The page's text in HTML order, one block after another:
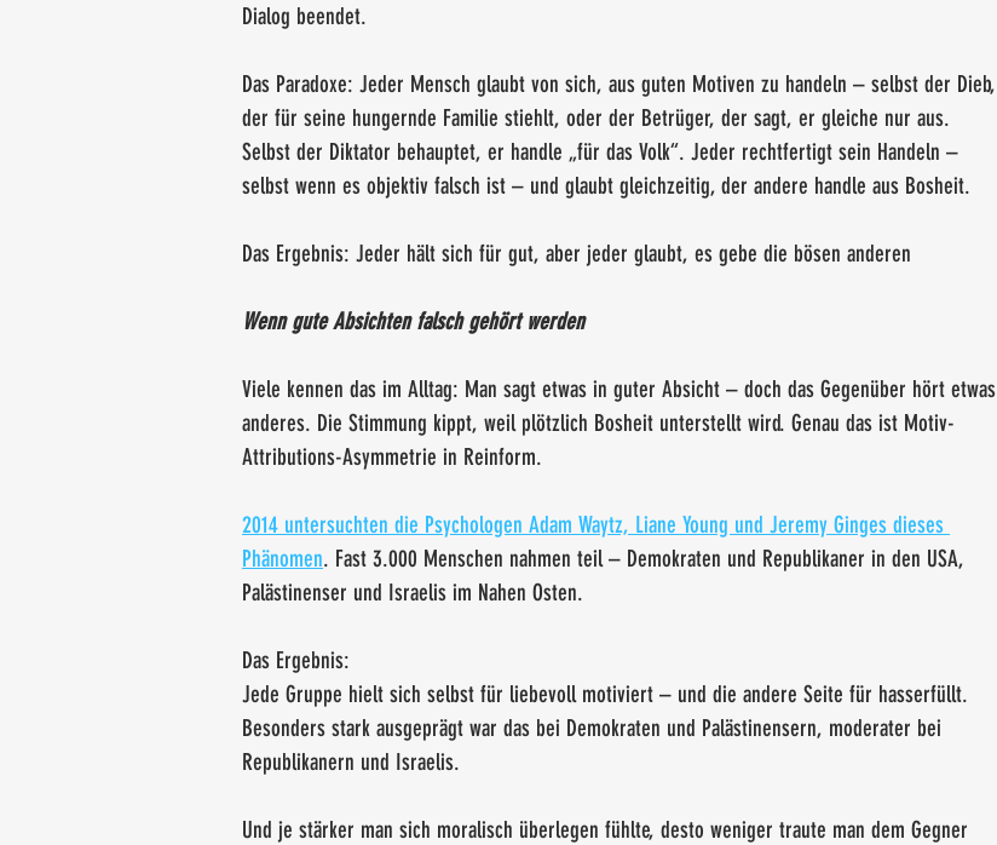
Dialog beendet.
Das Paradoxe: Jeder Mensch glaubt von sich, aus guten Motiven zu handeln – selbst der Dieb,
der für seine hungernde Familie stiehlt, oder der Betrüger, der sagt, er gleiche nur aus.
Selbst der Diktator behauptet, er handle „für das Volk“. Jeder rechtfertigt sein Handeln –
selbst wenn es objektiv falsch ist – und glaubt gleichzeitig, der andere handle aus Bosheit.
Das Ergebnis: Jeder hält sich für gut, aber jeder glaubt, es gebe die bösen anderen
Wenn gute Absichten falsch gehört werden
Viele kennen das im Alltag: Man sagt etwas in guter Absicht – doch das Gegenüber hört etwas
anderes. Die Stimmung kippt, weil plötzlich Bosheit unterstellt wird. Genau das ist Motiv-
Attributions-Asymmetrie in Reinform.
2014 untersuchten die Psychologen Adam Waytz, Liane Young und Jeremy Ginges dieses
Phänomen. Fast 3.000 Menschen nahmen teil – Demokraten und Republikaner in den USA,
Palästinenser und Israelis im Nahen Osten.
Das Ergebnis:
Jede Gruppe hielt sich selbst für liebevoll motiviert – und die andere Seite für hasserfüllt.
Besonders stark ausgeprägt war das bei Demokraten und Palästinensern, moderater bei
Republikanern und Israelis.
Und je stärker man sich moralisch überlegen fühlte, desto weniger traute man dem Gegner